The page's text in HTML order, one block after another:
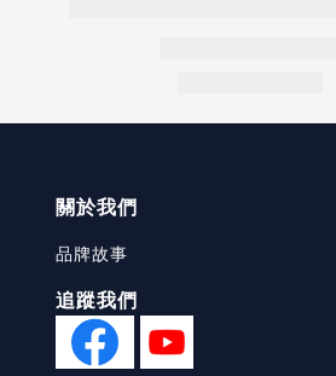
關於我們
品牌故事
追蹤我們